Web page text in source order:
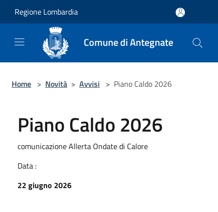
Regione Lombardia
Comune di Antegnate
Home > Novità > Avvisi > Piano Caldo 2026
Piano Caldo 2026
comunicazione Allerta Ondate di Calore
Data :
22 giugno 2026